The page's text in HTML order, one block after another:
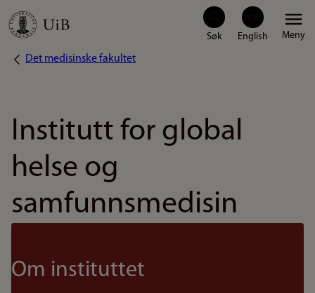
Hopp
Meny
Navigasjonssti
Det medisinske fakultet
Institutt for global
helse og
samfunnsmedisin
Om instituttet